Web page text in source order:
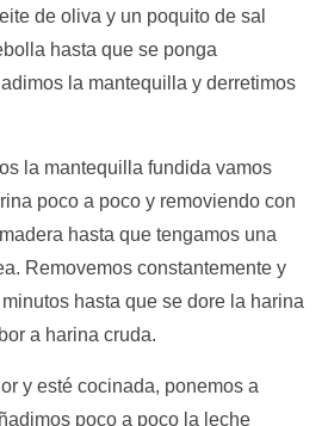
de oliva y un poquito de sal
hasta que se ponga
la mantequilla y derretimos
la mantequilla fundida vamos
poco a poco y removiendo con
hasta que tengamos una
Removemos constantemente y
hasta que se dore la harina
a harina cruda.
y esté cocinada, ponemos a
poco a poco la leche